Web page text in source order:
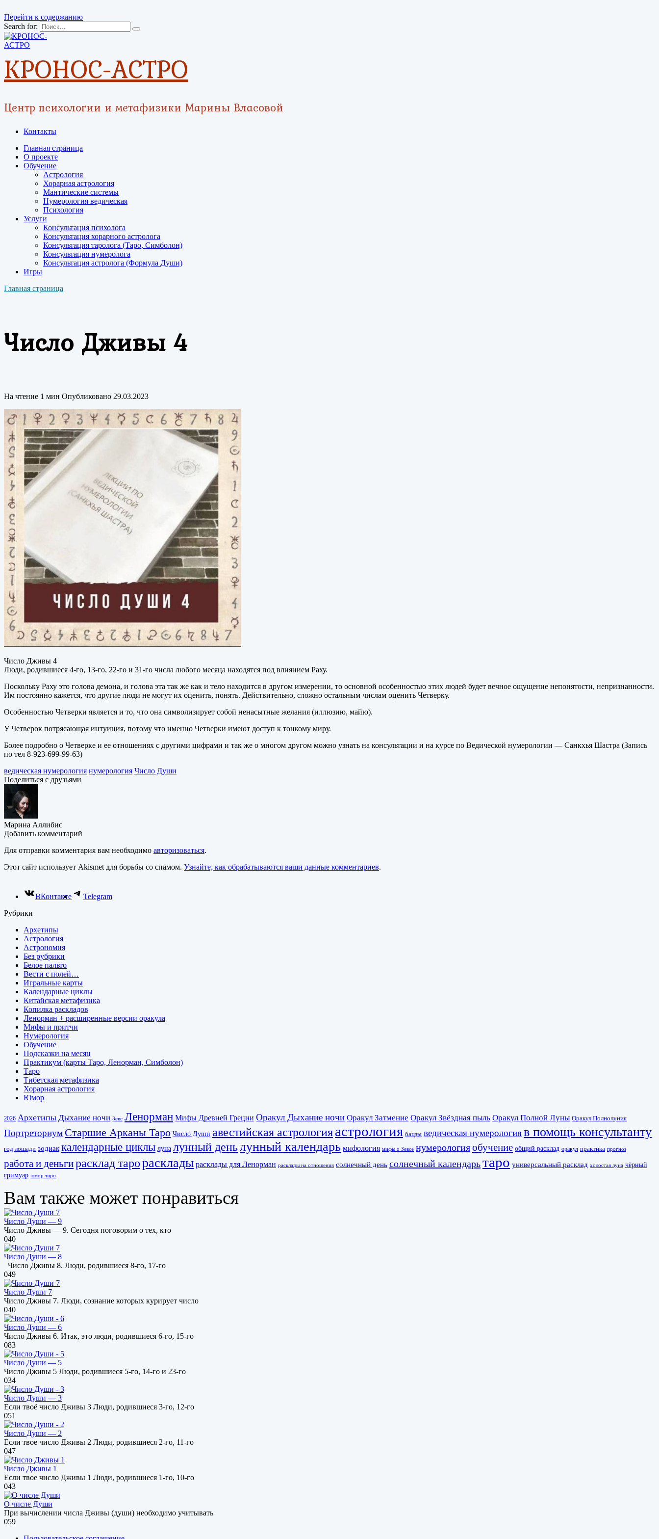
Перейти к содержанию
Search for:
КРОНОС-АСТРО
Центр психологии и метафизики Марины Власовой
Контакты
Главная страница
О проекте
Обучение
Астрология
Хорарная астрология
Мантические системы
Нумерология ведическая
Психология
Услуги
Консультация психолога
Консультация хорарного астролога
Консультация таролога (Таро, Симболон)
Консультация нумеролога
Консультация астролога (Формула Души)
Игры
Главная страница
Число Дживы 4
На чтение 1 мин Опубликовано 29.03.2023
Число Дживы 4
Люди, родившиеся 4-го, 13-го, 22-го и 31-го числа любого месяца находятся под влиянием Раху.
Поскольку Раху это голова демона, и голова эта так же как и тело находится в другом измерении, то основной особенностью этих людей будет вечное ощущение непонятости, непризнанности.
Им постоянно кажется, что другие люди не могут их оценить, понять. Действительно, сложно остальным числам оценить Четверку.
Особенностью Четверки является и то, что она символизирует собой ненасытные желания (иллюзию, майю).
У Четверок потрясающая интуиция, потому что именно Четверки имеют доступ к тонкому миру.
Более подробно о Четверке и ее отношениях с другими цифрами и так же о многом другом можно узнать на консультации и на курсе по Ведической нумерологии — Санкхья Шастра (Запись
по тел 8-923-699-99-63)
ведическая нумерология нумерология Число Души
Поделиться с друзьями
Марина Аллибис
Добавить комментарий
Для отправки комментария вам необходимо авторизоваться.
Этот сайт использует Akismet для борьбы со спамом. Узнайте, как обрабатываются ваши данные комментариев.
ВКонтакте
Telegram
Рубрики
Архетипы
Астрология
Астрономия
Без рубрики
Белое пальто
Вести с полей…
Игральные карты
Календарные циклы
Китайская метафизика
Копилка раскладов
Ленорман + расширенные версии оракула
Мифы и притчи
Нумерология
Обучение
Подсказки на месяц
Практикум (карты Таро, Ленорман, Симболон)
Таро
Тибетская метафизика
Хорарная астрология
Юмор
2026 Архетипы Дыхание ночи Зевс Ленорман Мифы Древней Греции Оракул Дыхание ночи Оракул Затмение Оракул Звёздная пыль Оракул Полной Луны Оракул Полнолуния
Портреториум Старшие Арканы Таро Число Души авестийская астрологияастрология бацзы ведическая нумерологияв помощь консультанту
год лошади зодиак календарные циклы луна лунный деньлунный календарь мифология мифы о Зевсе нумерологияобучение общий расклад оракул практика прогноз
работа и деньгирасклад тарорасклады расклады для Ленорман расклады на отношения солнечный день солнечный календарьтаро универсальный расклад холостая луна чёрный
гримуар юмор таро
Вам также может понравиться
Число Души — 9
Число Дживы — 9. Сегодня поговорим о тех, кто
040
Число Души — 8
Число Дживы 8. Люди, родившиеся 8-го, 17-го
049
Число Души 7
Число Дживы 7. Люди, сознание которых курирует число
040
Число Души — 6
Число Дживы 6. Итак, это люди, родившиеся 6-го, 15-го
083
Число Души — 5
Число Дживы 5 Люди, родившиеся 5-го, 14-го и 23-го
034
Число Души — 3
Если твоё число Дживы 3 Люди, родившиеся 3-го, 12-го
051
Число Души — 2
Если твое число Дживы 2 Люди, родившиеся 2-го, 11-го
047
Число Дживы 1
Если твое число Дживы 1 Люди, родившиеся 1-го, 10-го
043
О числе Души
При вычислении числа Дживы (души) необходимо учитывать
059